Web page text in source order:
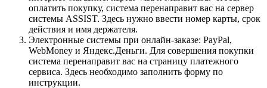
оплатить покупку, система перенаправит вас на сервер
системы ASSIST. Здесь нужно ввести номер карты, срок
действия и имя держателя.
Электронные системы при онлайн-заказе: PayPal,
WebMoney и Яндекс.Деньги. Для совершения покупки
система перенаправит вас на страницу платежного
сервиса. Здесь необходимо заполнить форму по
инструкции.